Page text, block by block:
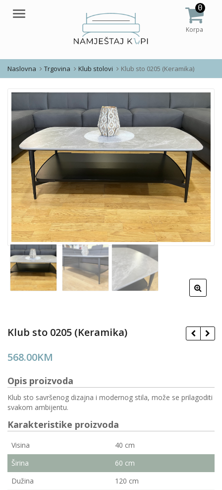
Meni
0
Korpa
Naslovna Trgovina Klub stolovi Klub sto 0205 (Keramika)
Klub sto 0205 (Keramika)
568.00KM
Opis proizvoda
Klub sto savršenog dizajna i modernog stila, može se prilagoditi
svakom ambijentu.
Karakteristike proizvoda
Visina
40 cm
Širina
60 cm
Dužina
120 cm